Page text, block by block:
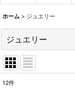
ホーム > ジュエリー
ジュエリー
12件